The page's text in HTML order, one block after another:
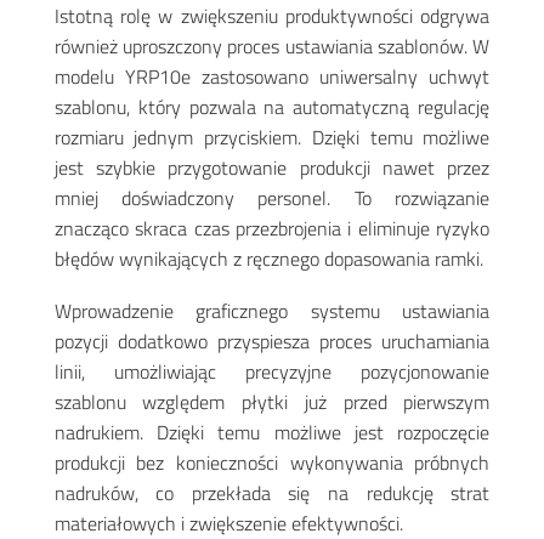
Istotną rolę w zwiększeniu produktywności odgrywa
również uproszczony proces ustawiania szablonów. W
modelu YRP10e zastosowano uniwersalny uchwyt
szablonu, który pozwala na automatyczną regulację
rozmiaru jednym przyciskiem. Dzięki temu możliwe
jest szybkie przygotowanie produkcji nawet przez
mniej doświadczony personel. To rozwiązanie
znacząco skraca czas przezbrojenia i eliminuje ryzyko
błędów wynikających z ręcznego dopasowania ramki.
Wprowadzenie graficznego systemu ustawiania
pozycji dodatkowo przyspiesza proces uruchamiania
linii, umożliwiając precyzyjne pozycjonowanie
szablonu względem płytki już przed pierwszym
nadrukiem. Dzięki temu możliwe jest rozpoczęcie
produkcji bez konieczności wykonywania próbnych
nadruków, co przekłada się na redukcję strat
materiałowych i zwiększenie efektywności.